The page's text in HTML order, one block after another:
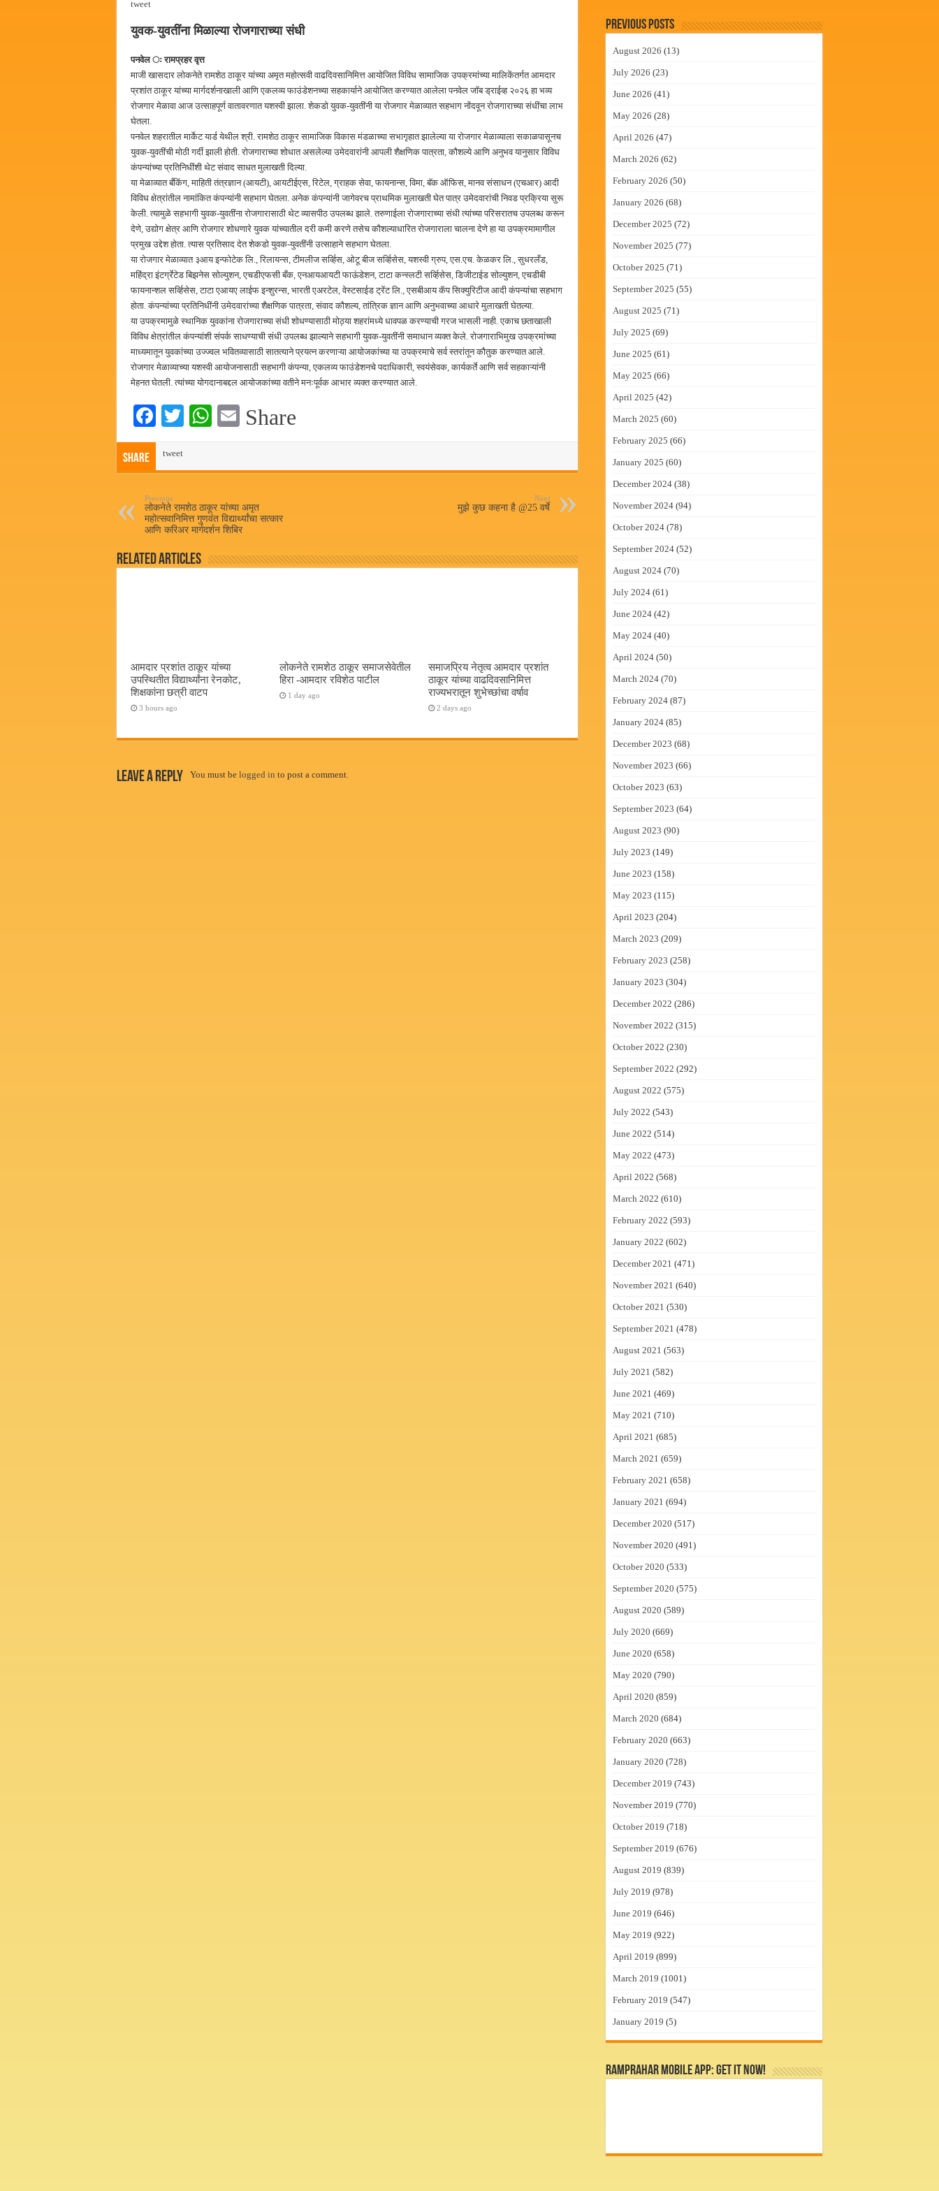
हर घर तिरंगा अभियानासंदर्भात पनवेलमध्ये बैठक
कामोठे येथे समाजोपयोगी वस्तूंच्या वाटपाचा उपक्रम
छत्रपती शिवाजी महाराज महाराजस्व समाधान शिबिरास पनवेलमध्ये उत्स्फूर्त प्रतिसाद
tweet
युवक-युवतींना मिळाल्या रोजगाराच्या संधी
पनवेल ः रामप्रहर वृत्त
माजी खासदार लोकनेते रामशेठ ठाकूर यांच्या अमृत महोत्सवी वाढदिवसानिमित्त आयोजित विविध सामाजिक उपक्रमांच्या मालिकेंतर्गत आमदार
प्रशांत ठाकूर यांच्या मार्गदर्शनाखाली आणि एकलव्य फाउंडेशनच्या सहकार्याने आयोजित करण्यात आलेला पनवेल जॉब ड्राईव्ह २०२६ हा भव्य
रोजगार मेळावा आज उत्साहपूर्ण वातावरणात यशस्वी झाला. शेकडो युवक-युवतींनी या रोजगार मेळाव्यात सहभाग नोंदवून रोजगाराच्या संधींचा लाभ
घेतला.
पनवेल शहरातील मार्केट यार्ड येथील श्री. रामशेठ ठाकूर सामाजिक विकास मंडळाच्या सभागृहात झालेल्या या रोजगार मेळाव्याला सकाळपासूनच
युवक-युवतींची मोठी गर्दी झाली होती. रोजगाराच्या शोधात असलेल्या उमेदवारांनी आपली शैक्षणिक पात्रता, कौशल्ये आणि अनुभव यानुसार विविध
कंपन्यांच्या प्रतिनिधींशी थेट संवाद साधत मुलाखती दिल्या.
या मेळाव्यात बँकिंग, माहिती तंत्रज्ञान (आयटी), आयटीईएस, रिटेल, ग्राहक सेवा, फायनान्स, विमा, बॅक ऑफिस, मानव संसाधन (एचआर) आदी
विविध क्षेत्रांतील नामांकित कंपन्यांनी सहभाग घेतला. अनेक कंपन्यांनी जागेवरच प्राथमिक मुलाखती घेत पात्र उमेदवारांची निवड प्रक्रिया सुरू
केली. त्यामुळे सहभागी युवक-युवतींना रोजगारासाठी थेट व्यासपीठ उपलब्ध झाले. तरुणाईला रोजगाराच्या संधी त्यांच्या परिसरातच उपलब्ध करून
देणे, उद्योग क्षेत्र आणि रोजगार शोधणारे युवक यांच्यातील दरी कमी करणे तसेच कौशल्याधारित रोजगाराला चालना देणे हा या उपक्रमामागील
प्रमुख उद्देश होता. त्यास प्रतिसाद देत शेकडो युवक-युवतींनी उत्साहाने सहभाग घेतला.
या रोजगार मेळाव्यात ३आय इन्फोटेक लि., रिलायन्स, टीमलीज सर्व्हिस, ओटू बीज सर्व्हिसेस, यशस्वी ग्रुप, एस.एच. केळकर लि., सुधरलँड,
महिंद्रा इंटर्ग्रेटेड बिझनेस सोल्युशन, एचडीएफसी बँक, एनआयआयटी फाऊंडेशन, टाटा कन्स्लटी सर्व्हिसेस, डिजीटाईड सोल्युशन, एचडीबी
फायनान्शल सर्व्हिसेस, टाटा एआयए लाईफ इन्शुरन्स, भारती एअरटेल, वेस्टसाईड ट्रेंट लि., एसबीआय कॅप सिक्युरिटीज आदी कंपन्यांचा सहभाग
होता. कंपन्यांच्या प्रतिनिधींनी उमेदवारांच्या शैक्षणिक पात्रता, संवाद कौशल्य, तांत्रिक ज्ञान आणि अनुभवाच्या आधारे मुलाखती घेतल्या.
या उपक्रमामुळे स्थानिक युवकांना रोजगाराच्या संधी शोधण्यासाठी मोठ्या शहरांमध्ये धावपळ करण्याची गरज भासली नाही. एकाच छताखाली
विविध क्षेत्रांतील कंपन्यांशी संपर्क साधण्याची संधी उपलब्ध झाल्याने सहभागी युवक-युवतींनी समाधान व्यक्त केले. रोजगाराभिमुख उपक्रमांच्या
माध्यमातून युवकांच्या उज्ज्वल भवितव्यासाठी सातत्याने प्रयत्न करणाऱ्या आयोजकांच्या या उपक्रमाचे सर्व स्तरांतून कौतुक करण्यात आले.
रोजगार मेळाव्याच्या यशस्वी आयोजनासाठी सहभागी कंपन्या, एकलव्य फाउंडेशनचे पदाधिकारी, स्वयंसेवक, कार्यकर्ते आणि सर्व सहकाऱ्यांनी
मेहनत घेतली. त्यांच्या योगदानाबद्दल आयोजकांच्या वतीने मनःपूर्वक आभार व्यक्त करण्यात आले.
Fa
bo
ok
T
r
W
A
pp
E
Share
Share tweet
Previous
लोकनेते रामशेठ ठाकूर यांच्या अमृत
महोत्सवानिमित्त गुणवंत विद्यार्थ्यांचा सत्कार
आणि करिअर मार्गदर्शन शिबिर
Next
मुझे कुछ कहना है @25 वर्षे
Related Articles
आमदार प्रशांत ठाकूर यांच्या
उपस्थितीत विद्यार्थ्यांना रेनकोट,
शिक्षकांना छत्री वाटप
3 hours ago
लोकनेते रामशेठ ठाकूर समाजसेवेतील
हिरा -आमदार रविशेठ पाटील
1 day ago
समाजप्रिय नेतृत्व आमदार प्रशांत
ठाकूर यांच्या वाढदिवसानिमित्त
राज्यभरातून शुभेच्छांचा वर्षाव
2 days ago
Leave a Reply You must be logged in to post a comment.
Previous Posts
August 2026 (13)
July 2026 (23)
June 2026 (41)
May 2026 (28)
April 2026 (47)
March 2026 (62)
February 2026 (50)
January 2026 (68)
December 2025 (72)
November 2025 (77)
October 2025 (71)
September 2025 (55)
August 2025 (71)
July 2025 (69)
June 2025 (61)
May 2025 (66)
April 2025 (42)
March 2025 (60)
February 2025 (66)
January 2025 (60)
December 2024 (38)
November 2024 (94)
October 2024 (78)
September 2024 (52)
August 2024 (70)
July 2024 (61)
June 2024 (42)
May 2024 (40)
April 2024 (50)
March 2024 (70)
February 2024 (87)
January 2024 (85)
December 2023 (68)
November 2023 (66)
October 2023 (63)
September 2023 (64)
August 2023 (90)
July 2023 (149)
June 2023 (158)
May 2023 (115)
April 2023 (204)
March 2023 (209)
February 2023 (258)
January 2023 (304)
December 2022 (286)
November 2022 (315)
October 2022 (230)
September 2022 (292)
August 2022 (575)
July 2022 (543)
June 2022 (514)
May 2022 (473)
April 2022 (568)
March 2022 (610)
February 2022 (593)
January 2022 (602)
December 2021 (471)
November 2021 (640)
October 2021 (530)
September 2021 (478)
August 2021 (563)
July 2021 (582)
June 2021 (469)
May 2021 (710)
April 2021 (685)
March 2021 (659)
February 2021 (658)
January 2021 (694)
December 2020 (517)
November 2020 (491)
October 2020 (533)
September 2020 (575)
August 2020 (589)
July 2020 (669)
June 2020 (658)
May 2020 (790)
April 2020 (859)
March 2020 (684)
February 2020 (663)
January 2020 (728)
December 2019 (743)
November 2019 (770)
October 2019 (718)
September 2019 (676)
August 2019 (839)
July 2019 (978)
June 2019 (646)
May 2019 (922)
April 2019 (899)
March 2019 (1001)
February 2019 (547)
January 2019 (5)
RamPrahar Mobile App: Get it Now!